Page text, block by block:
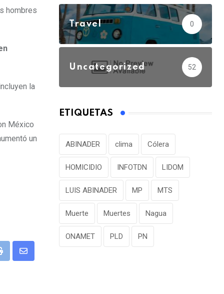
hombres
la
México
un
Travel 0
Uncategorized 52
ETIQUETAS
ABINADER clima Cólera
HOMICIDIO INFOTDN LIDOM
LUIS ABINADER MP MTS
Muerte Muertes Nagua
ONAMET PLD PN